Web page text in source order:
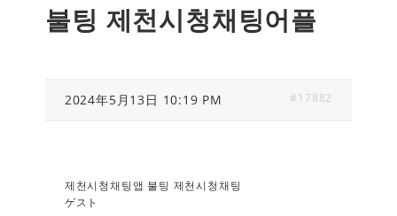
불팅 제천시청채팅어플
2024年5月13日 10:19 PM #17882
제천시청채팅앱 불팅 제천시청채팅
ゲスト